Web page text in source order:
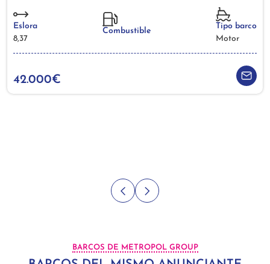
Eslora
8,37
Combustible
Tipo barco
Motor
42.000€
BARCOS DE METROPOL GROUP